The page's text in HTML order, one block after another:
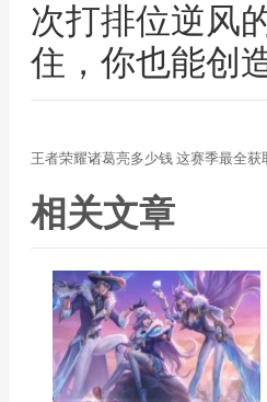
次打排位逆风
住，你也能创
王者荣耀诸葛亮多少钱 这赛季最全获
相关文章